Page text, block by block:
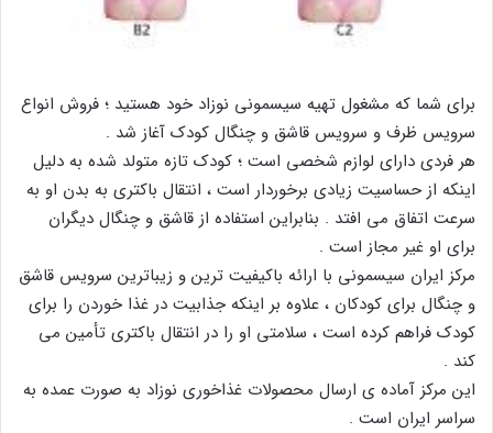
برای شما که مشغول تهیه سیسمونی نوزاد خود هستید ؛ فروش انواع
سرویس ظرف و سرویس قاشق و چنگال کودک آغاز شد .
هر فردی دارای لوازم شخصی است ؛ کودک تازه متولد شده به دلیل
اینکه از حساسیت زیادی برخوردار است ، انتقال باکتری به بدن او به
سرعت اتفاق می افتد . بنابراین استفاده از قاشق و چنگال دیگران
برای او غیر مجاز است .
مرکز ایران سیسمونی با ارائه باکیفیت ترین و زیباترین سرویس قاشق
و چنگال برای کودکان ، علاوه بر اینکه جذابیت در غذا خوردن را برای
کودک فراهم کرده است ، سلامتی او را در انتقال باکتری تأمین می
کند .
این مرکز آماده ی ارسال محصولات غذاخوری نوزاد به صورت عمده به
سراسر ایران است .